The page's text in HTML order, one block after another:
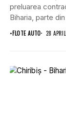
preluarea
Biharia, parte
•FLOTE AUTO 28